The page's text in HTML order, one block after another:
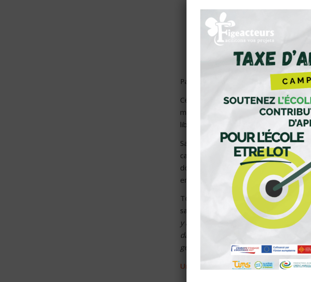
« Change de
26 mai 2026 / dans
Passionnée, intrépide, joyeuse.
Celles et ceux qui passeront la
même entrain que j’ai eu à papoter
librement et apprendre des uns des
Samedi 30 mai, elle saute le pas de
café en plein cœur de Figeac (11 rue
donne envie de passer du temps à
en sirotant un verre.
Tout semble simple et il y a comme un
sans une dose de stress : «
A
y a encore beaucoup à faire pour que
dans mon système informatique
gestion de stock. C’est long et
Un projet bien rythmé